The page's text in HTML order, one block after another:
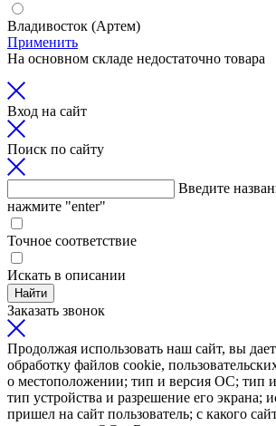
Владивосток (Артем)
Применить
На основном складе недостаточно товара
Вход на сайт
Поиск по сайту
Введите
нажмите "enter"
Точное соответствие
Искать в описании
Найти
Заказать звонок
Продолжая использовать наш сайт, вы
обработку файлов cookie,
о местоположении; тип и версия ОС; тип и
тип устройства и разрешение его экрана;
пришел на сайт пользователь; с какого